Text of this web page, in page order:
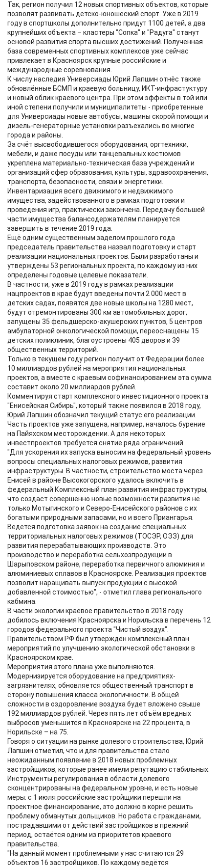
Так, регион получил 12 новых спортивных объектов, которые
позволят развивать детско-юношеский спорт. Уже в 2019
году в спортшколы дополнительно придут 1100 детей, а два
крупнейших объекта – кластеры "Сопка" и "Радуга" станут
основой развития спорта высших достижений. Полученная
база современных спортивных комплексов уже сейчас
привлекает в Красноярск крупные российские и
международные соревнования.
К числу наследия Универсиады Юрий Лапшин отнёс также
обновлённые БСМП и краевую больницу, ИКТ-инфрастуктуру
и новый облик краевого центра. При этом эффекты в той или
иной степени получили и муниципалитеты - приобретенные
для Универсиады новые автобусы, машины скорой помощи и
дизель-генераторные установки разъехались во многие
города и районы.
За счёт высвободившегося оборудования, оргтехники,
мебели, и даже посуды или танцевальных костюмов
укреплена материально-техническая база учреждений и
организаций сфер образования, культуры, здравоохранения,
транспорта, безопасности, связи и энергетики.
Инвентаризация всего движимого и недвижимого
имущества, задействованного в рамках подготовки и
проведения игр, практически закончена. Передачу большей
части имущества балансодержателям планируется
завершить в течение 2019 года.
Ещё одним существенным заделом прошлого года
председатель правительства назвал подготовку и старт
реализации национальных проектов. Были разработаны и
утверждены 53 региональных проекта, по каждому из них
определены годовые целевые показатели.
В частности, уже в 2019 году в рамках реализации
нацпроектов в крае будут введены почти 2 000 мест в
детских садах, появятся две новые школы на 1280 мест,
будут отремонтированы 300 км автомобильных дорог,
запущены 35 фельдшерско-акушерских пунктов, 5 центров
амбулаторной онкологической помощи, переоснащены 15
детских поликлиник, благоустроены 405 дворов и 39
общественных территорий.
Только в текущем году регион получит от Федерации более
10 миллиардов рублей на мероприятия национальных
проектов, а вместе с краевым софинансированием эта сумма
составит около 20 миллиардов рублей.
Комментируя старт комплексного инвестиционного проекта
"Енисейская Сибирь", который также появился в 2018 году,
Юрий Лапшин обозначил текущий статус его реализации.
Часть проектов уже запущена, например, началось бурение
на Пайяхском месторождении. А для некоторых
инвестпроектов требуется снятие ряда ограничений.
"Для ускорения их запуска выносим на федеральный уровень
вопросы специальных налоговых режимов, развития
инфраструктуры. В частности, строительство моста через
Енисей в районе Высокогорского удалось включить в
федеральный Комплексный план развития инфраструктуры,
что создаст совершенно новые возможности развития не
только Мотыгинского и Северо-Енисейского районов с их
богатыми природными запасами, но и всего Приангарья.
Ведется подготовка заявок на создание специальных
территориальных налоговых режимов (ТОСЭР, ОЭЗ) для
развития перерабатывающих производств. Это
производство и переработка сельхозпродукции в
Шарыповском районе, переработка первичного алюминия и
алюминиевых сплавов в Красноярске. Реализация проектов
позволит наращивать выпуск продукции с высокой
добавленной стоимостью", - отметил глава регионального
кабмина.
В части экологии краевое правительство в 2018 году
добилось включения Красноярска и Норильска в перечень 12
городов федерального проекта "Чистый воздух".
Правительством РФ был утверждён комплексный план
мероприятий по улучшению экологической обстановки в
Красноярском крае.
Мероприятия этого плана уже выполняются.
Модернизируется оборудование на предприятиях-
загрязнителях, обновляется общественный транспорт в
сторону повышения класса экологичности. В общей
сложности в оздоровление воздуха будет вложено свыше
192 миллиардов рублей. Через пять лет объём вредных
выбросов уменьшится в Красноярске на 22 процента, в
Норильске – на 75.
Говоря о ситуации на рынке долевого строительства, Юрий
Лапшин отметил, что и для правительства стало
неожиданным появление в 2018 новых проблемных
застройщиков, которые ранее имели репутацию стабильных.
Инструменты регулирования в области долевого
сконцентрированы на федеральном уровне, и есть новые
меры: с 1 июля российские застройщики перешли на
проектное финансирование, это должно в корне решить
проблему обманутых дольщиков. Но работа с гражданами,
пострадавшими от действий застройщиков в прежний
период, остаётся одним из приоритетов краевого
правительства.
"На данный момент проблемными у нас считаются 29
объектов 16 застройщиков. По каждому ведётся